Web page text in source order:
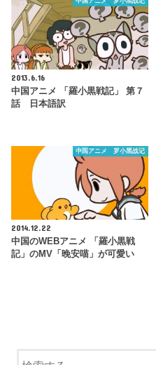
2013.6.16
中国アニメ 「羅小黒戦記」 第７
話 日本語訳
中国アニメ 罗小黑战记
2014.12.22
中国のWEBアニメ 「羅小黒戦
記」のMV「晚安喵」が可愛い